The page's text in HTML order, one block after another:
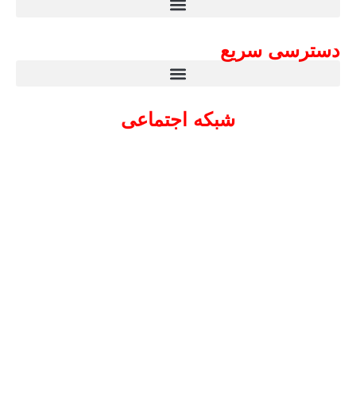
دسترسی سریع
شبکه اجتماعی